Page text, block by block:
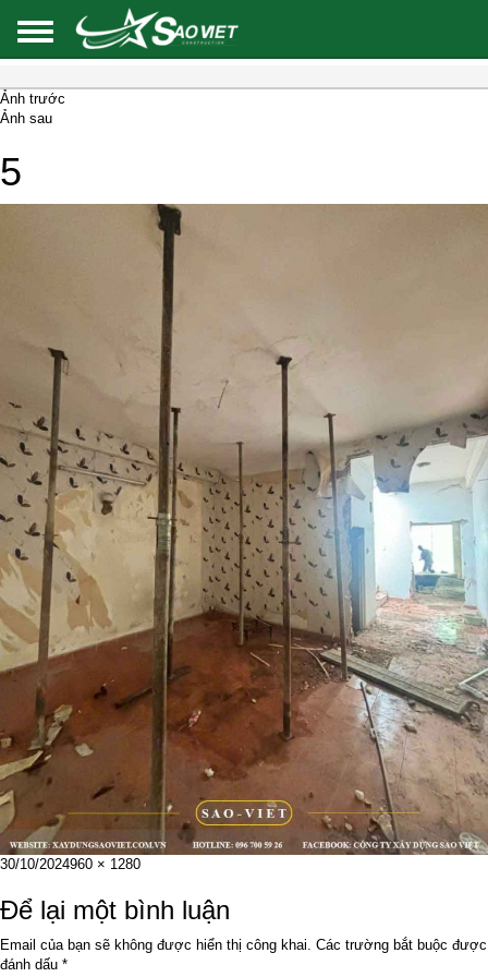
Ảnh trước
Ảnh sau
5
Đăng
ngày
30/10/2024Kích
đầy
đủ
960 × 1280
Để lại một bình luận
Email của bạn sẽ không được hiển thị công khai. Các trường bắt buộc được
đánh dấu *